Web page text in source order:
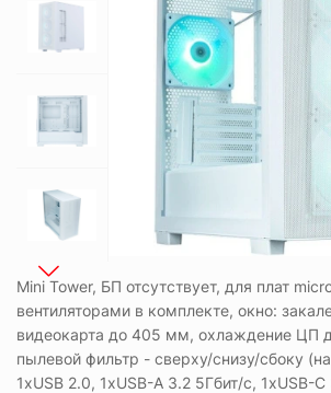
Mini Tower, БП отсутствует, для плат
вентиляторами в комплекте, окно:
видеокарта до 405 мм, охлаждение ЦП
пылевой фильтр - сверху/снизу/сбоку
1xUSB 2.0, 1xUSB-A 3.2 5Гбит/с, 1xUSB-